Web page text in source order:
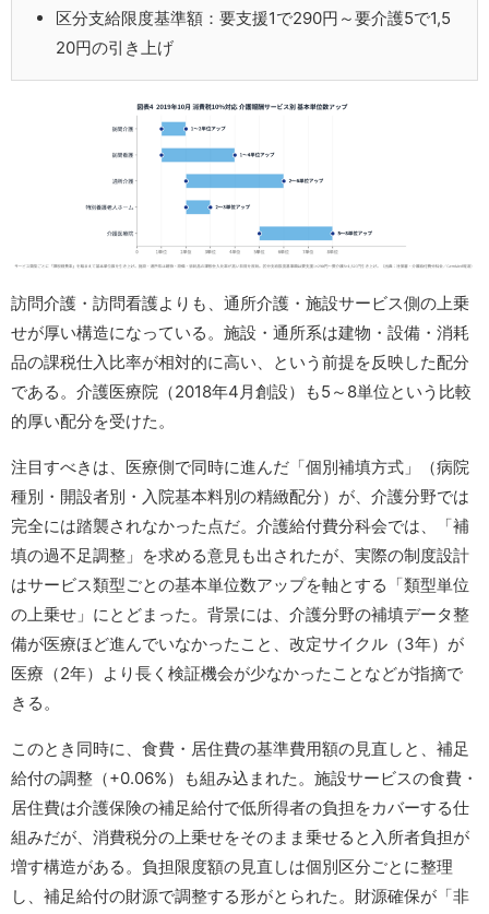
区分支給限度基準額：要支援1で290円～要介護5で1,5
20円の引き上げ
訪問介護・訪問看護よりも、通所介護・施設サービス側の上乗
せが厚い構造になっている。施設・通所系は建物・設備・消耗
品の課税仕入比率が相対的に高い、という前提を反映した配分
である。介護医療院（2018年4月創設）も5～8単位という比較
的厚い配分を受けた。
注目すべきは、医療側で同時に進んだ「個別補填方式」（病院
種別・開設者別・入院基本料別の精緻配分）が、介護分野では
完全には踏襲されなかった点だ。介護給付費分科会では、「補
填の過不足調整」を求める意見も出されたが、実際の制度設計
はサービス類型ごとの基本単位数アップを軸とする「類型単位
の上乗せ」にとどまった。背景には、介護分野の補填データ整
備が医療ほど進んでいなかったこと、改定サイクル（3年）が
医療（2年）より長く検証機会が少なかったことなどが指摘で
きる。
このとき同時に、食費・居住費の基準費用額の見直しと、補足
給付の調整（+0.06%）も組み込まれた。施設サービスの食費・
居住費は介護保険の補足給付で低所得者の負担をカバーする仕
組みだが、消費税分の上乗せをそのまま乗せると入所者負担が
増す構造がある。負担限度額の見直しは個別区分ごとに整理
し、補足給付の財源で調整する形がとられた。財源確保が「非